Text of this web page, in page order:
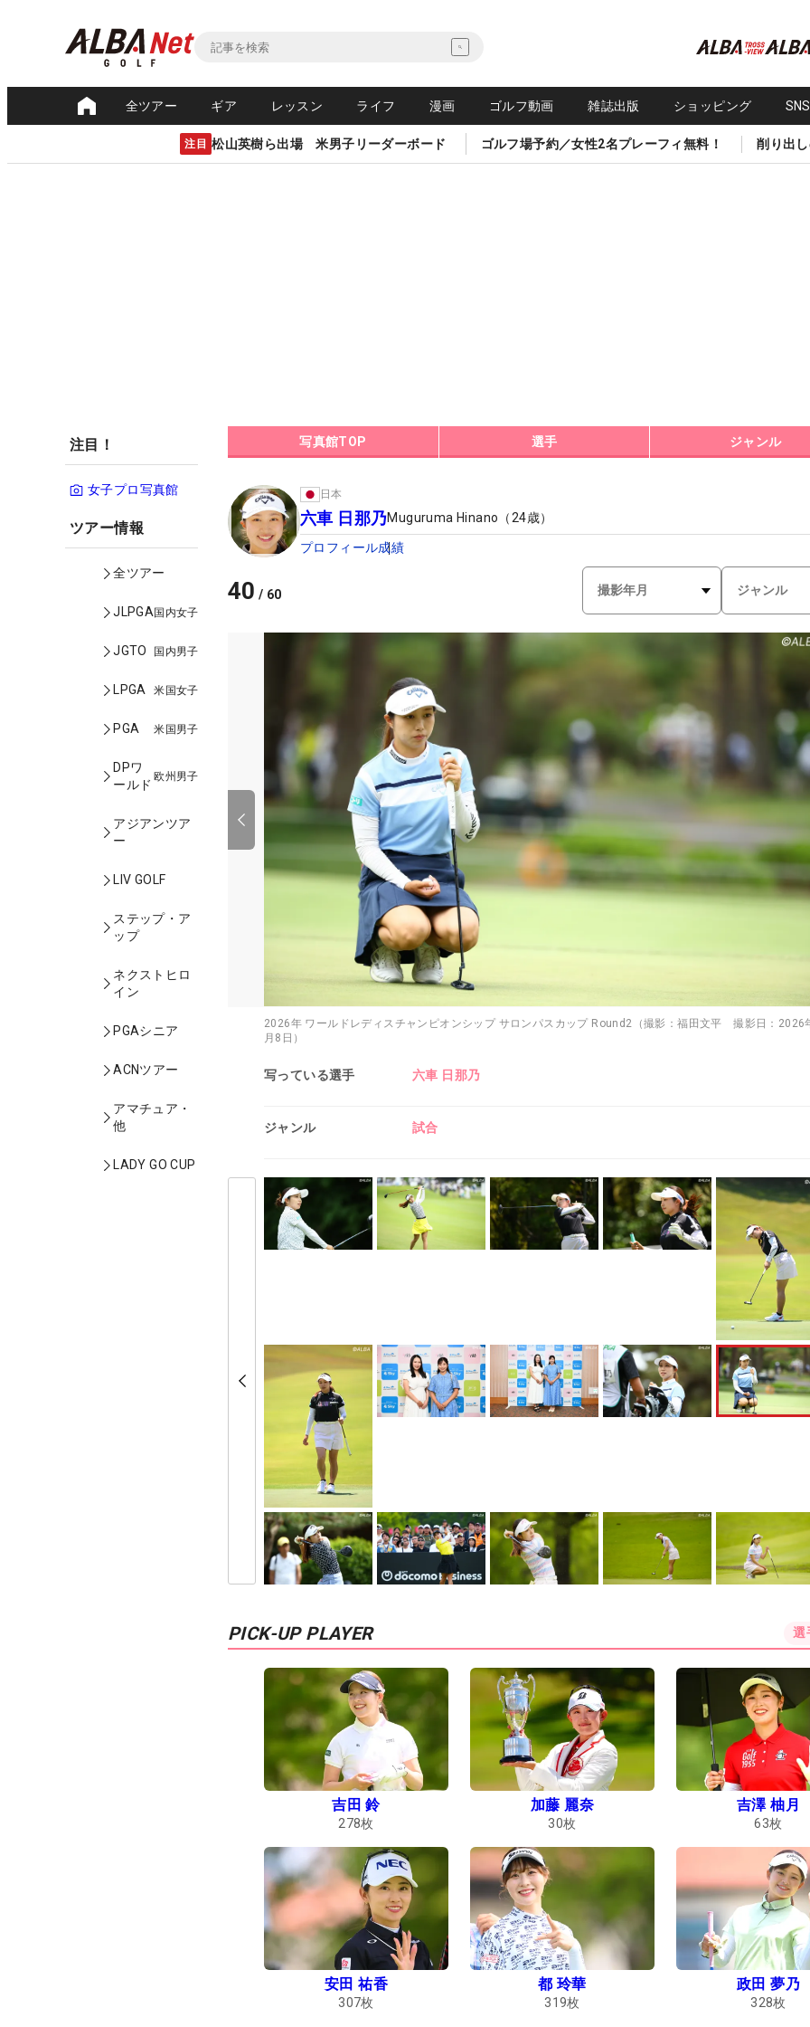
全ツアー ギア レッスン ライフ 漫画 ゴルフ動画 雑誌出版 ショッピング
注目 松山英樹ら出場 米男子リーダーボード ゴルフ場予約／女性2名プレーフィ無料！ 削り出
注目！
女子プロ写真館
ツアー情報
全ツアー
JLPGA国内女子
JGTO 国内男子
LPGA 米国女子
PGA 米国男子
DPワ
ールド
欧州男子
アジアンツア
ー
LIV GOLF
ステップ・ア
ップ
ネクストヒロ
イン
PGAシニア
ACNツアー
アマチュア・
他
LADY GO CUP
写真館TOP 選手 ジャンル
日本
六車 日那乃Muguruma Hinano （24歳）
プロフィール成績
40 / 60
2026年 ワールドレディスチャンピオンシップ サロンパスカップ Round2（撮影：福田文平 撮影日：2026
月8日）
写っている選手 六車 日那乃
ジャンル 試合
PICK-UP PLAYER 選
吉田 鈴
278枚
加藤 麗奈
30枚
吉澤 柚月
63枚
安田 祐香
307枚
都 玲華
319枚
政田 夢乃
328枚